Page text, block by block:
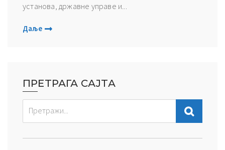
установа, државне управе и...
Даље
ПРЕТРАГА САЈТА